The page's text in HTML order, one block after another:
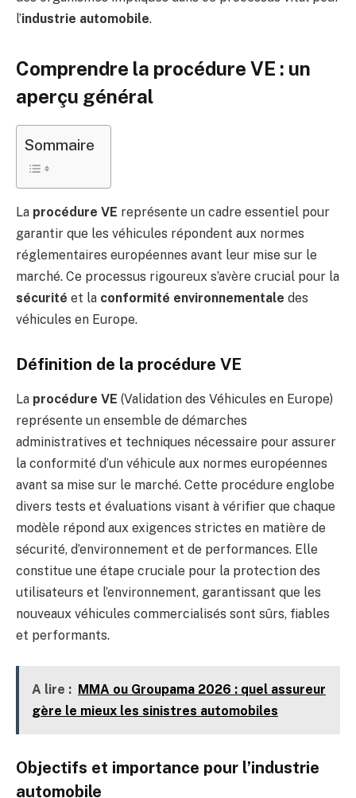
l’industrie automobile.
Comprendre la procédure VE : un
aperçu général
Sommaire
La procédure VE représente un cadre essentiel pour
garantir que les véhicules répondent aux normes
réglementaires européennes avant leur mise sur le
marché. Ce processus rigoureux s’avère crucial pour la
sécurité et la conformité environnementale des
véhicules en Europe.
Définition de la procédure VE
La procédure VE (Validation des Véhicules en Europe)
représente un ensemble de démarches
administratives et techniques nécessaire pour assurer
la conformité d’un véhicule aux normes européennes
avant sa mise sur le marché. Cette procédure englobe
divers tests et évaluations visant à vérifier que chaque
modèle répond aux exigences strictes en matière de
sécurité, d’environnement et de performances. Elle
constitue une étape cruciale pour la protection des
utilisateurs et l’environnement, garantissant que les
nouveaux véhicules commercialisés sont sûrs, fiables
et performants.
A lire : MMA ou Groupama 2026 : quel assureur
gère le mieux les sinistres automobiles
Objectifs et importance pour l’industrie
automobile